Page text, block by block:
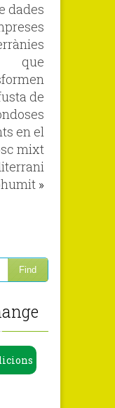
dades
que
de
en el
mixt
»